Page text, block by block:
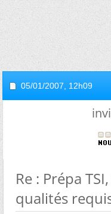
05/01/2007, 12h09
Re : Prépa
qualités